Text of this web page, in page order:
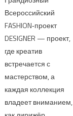
Всероссийский
FASHION‑проект
DESIGNER — проект,
где креатив
встречается с
мастерством, а
каждая коллекция
владеет вниманием,